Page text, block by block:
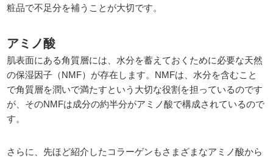
粧品で不足分を補うことが大切です。
アミノ酸
肌表面にある角質層には、水分を蓄えておくために必要な天然
の保湿因子（NMF）が存在します。NMFは、水分を含むこと
で角質層を潤いで満たすという大切な役割を担っているのです
が、そのNMFは成分の約半分がアミノ酸で構成されているので
す。
さらに、先ほど紹介したコラーゲンもさまざまなアミノ酸から